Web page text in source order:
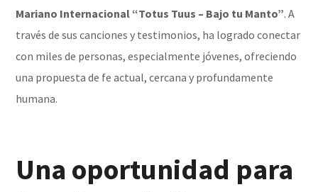
Mariano Internacional “Totus Tuus – Bajo tu Manto”. A
través de sus canciones y testimonios, ha logrado conectar
con miles de personas, especialmente jóvenes, ofreciendo
una propuesta de fe actual, cercana y profundamente
humana.
Una oportunidad para